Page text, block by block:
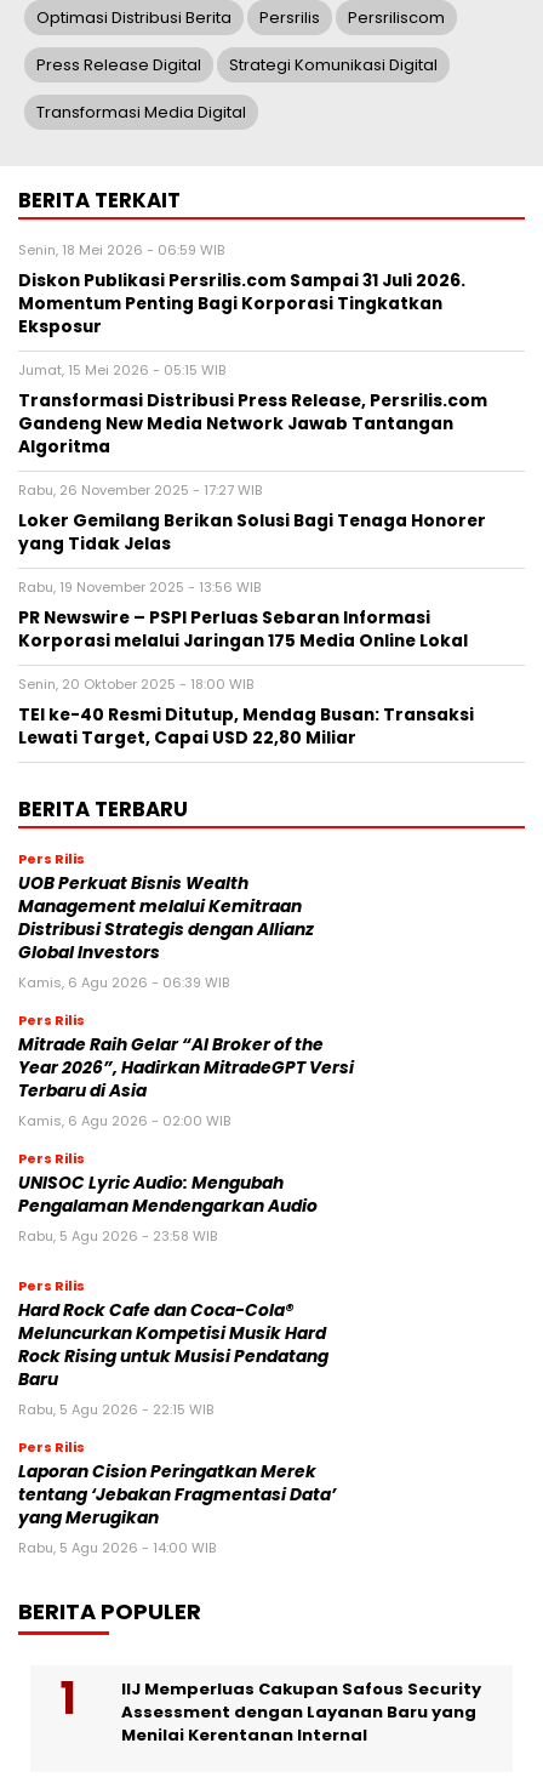
Optimasi Distribusi Berita Persrilis Persriliscom
Press Release Digital Strategi Komunikasi Digital
Transformasi Media Digital
BERITA TERKAIT
Senin, 18 Mei 2026 - 06:59 WIB
Diskon Publikasi Persrilis.com Sampai 31 Juli 2026.
Momentum Penting Bagi Korporasi Tingkatkan
Eksposur
Jumat, 15 Mei 2026 - 05:15 WIB
Transformasi Distribusi Press Release, Persrilis.com
Gandeng New Media Network Jawab Tantangan
Algoritma
Rabu, 26 November 2025 - 17:27 WIB
Loker Gemilang Berikan Solusi Bagi Tenaga Honorer
yang Tidak Jelas
Rabu, 19 November 2025 - 13:56 WIB
PR Newswire – PSPI Perluas Sebaran Informasi
Korporasi melalui Jaringan 175 Media Online Lokal
Senin, 20 Oktober 2025 - 18:00 WIB
TEI ke-40 Resmi Ditutup, Mendag Busan: Transaksi
Lewati Target, Capai USD 22,80 Miliar
BERITA TERBARU
Pers Rilis
UOB Perkuat Bisnis Wealth
Management melalui Kemitraan
Distribusi Strategis dengan Allianz
Global Investors
Kamis, 6 Agu 2026 - 06:39 WIB
Pers Rilis
Mitrade Raih Gelar “AI Broker of the
Year 2026”, Hadirkan MitradeGPT Versi
Terbaru di Asia
Kamis, 6 Agu 2026 - 02:00 WIB
Pers Rilis
UNISOC Lyric Audio: Mengubah
Pengalaman Mendengarkan Audio
Rabu, 5 Agu 2026 - 23:58 WIB
Pers Rilis
Hard Rock Cafe dan Coca-Cola®
Meluncurkan Kompetisi Musik Hard
Rock Rising untuk Musisi Pendatang
Baru
Rabu, 5 Agu 2026 - 22:15 WIB
Pers Rilis
Laporan Cision Peringatkan Merek
tentang ‘Jebakan Fragmentasi Data’
yang Merugikan
Rabu, 5 Agu 2026 - 14:00 WIB
BERITA POPULER
IIJ Memperluas Cakupan Safous Security
Assessment dengan Layanan Baru yang
Menilai Kerentanan Internal